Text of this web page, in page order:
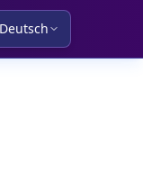
Deutsch